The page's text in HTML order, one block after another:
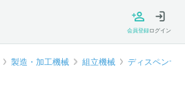
会員登録ログイン
製造・加工機械 組立機械 ディスペンサー